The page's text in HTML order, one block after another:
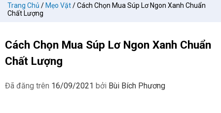
Trang Chủ / Mẹo Vặt/Cách Chọn Mua Súp Lơ Ngon Xanh Chuẩn
Chất Lượng
Cách Chọn Mua Súp Lơ Ngon Xanh Chuẩn
Chất Lượng
Đã đăng trên 16/09/2021 bởi Bùi Bích Phương